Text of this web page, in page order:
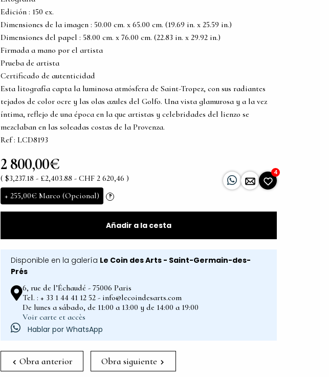
Edición : 150 ex.
Dimensiones de la imagen : 50.00 cm. x 65.00 cm. (19.69 in. x 25.59 in.)
Dimensiones del papel : 58.00 cm. x 76.00 cm. (22.83 in. x 29.92 in.)
Firmada a mano por el artista
Prueba de artista
Certificado de autenticidad
Esta litografía capta la luminosa atmósfera de Saint-Tropez, con sus radiantes
tejados de color ocre y las olas azules del Golfo. Una vista glamurosa y a la vez
íntima, reflejo de una época en la que artistas y celebridades del lienzo se
mezclaban en las soleadas costas de la Provenza.
Ref : LCD8193
2 800,00€
( $3,237.18 - £2,403.88 - CHF 2 620,46 )
+ 255,00€ Marco (Opcional) ?
4
Añadir a la cesta
Disponible en la galería Le Coin des Arts - Saint-Germain-des-
Prés
6, rue de l’Échaudé - 75006 Paris
Tel. : + 33 1 44 41 12 52 - info@lecoindesarts.com
De lunes a sábado, de 11:00 a 13:00 y de 14:00 a 19:00
Voir carte et accès
Hablar por WhatsApp
Obra anterior Obra siguiente